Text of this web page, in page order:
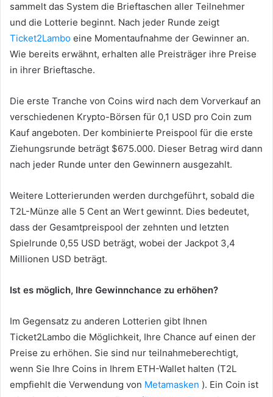
sammelt das System die Brieftaschen aller Teilnehmer
und die Lotterie beginnt. Nach jeder Runde zeigt
Ticket2Lambo eine Momentaufnahme der Gewinner an.
Wie bereits erwähnt, erhalten alle Preisträger ihre Preise
in ihrer Brieftasche.
Die erste Tranche von Coins wird nach dem Vorverkauf an
verschiedenen Krypto-Börsen für 0,1 USD pro Coin zum
Kauf angeboten. Der kombinierte Preispool für die erste
Ziehungsrunde beträgt $675.000. Dieser Betrag wird dann
nach jeder Runde unter den Gewinnern ausgezahlt.
Weitere Lotterierunden werden durchgeführt, sobald die
T2L-Münze alle 5 Cent an Wert gewinnt. Dies bedeutet,
dass der Gesamtpreispool der zehnten und letzten
Spielrunde 0,55 USD beträgt, wobei der Jackpot 3,4
Millionen USD beträgt.
Ist es möglich, Ihre Gewinnchance zu erhöhen?
Im Gegensatz zu anderen Lotterien gibt Ihnen
Ticket2Lambo die Möglichkeit, Ihre Chance auf einen der
Preise zu erhöhen. Sie sind nur teilnahmeberechtigt,
wenn Sie Ihre Coins in Ihrem ETH-Wallet halten (T2L
empfiehlt die Verwendung von Metamasken ). Ein Coin ist